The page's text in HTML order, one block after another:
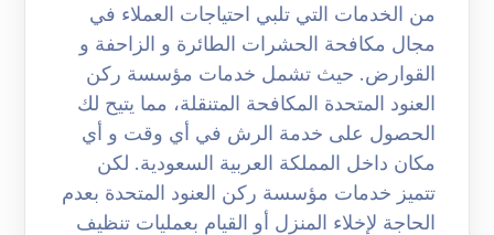
من الخدمات التي تلبي احتياجات العملاء في
مجال مكافحة الحشرات الطائرة و الزاحفة و
القوارض. حيث تشمل خدمات مؤسسة ركن
العنود المتحدة المكافحة المتنقلة، مما يتيح لك
الحصول على خدمة الرش في أي وقت و أي
مكان داخل المملكة العربية السعودية. لكن
تتميز خدمات مؤسسة ركن العنود المتحدة بعدم
الحاجة لإخلاء المنزل أو القيام بعمليات تنظيف